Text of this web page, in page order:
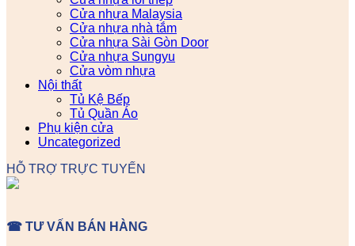
Cửa nhựa Malaysia
Cửa nhựa nhà tắm
Cửa nhựa Sài Gòn Door
Cửa nhựa Sungyu
Cửa vòm nhựa
Nội thất
Tủ Kệ Bếp
Tủ Quần Áo
Phụ kiện cửa
Uncategorized
HỖ TRỢ TRỰC TUYẾN
☎ TƯ VẤN BÁN HÀNG